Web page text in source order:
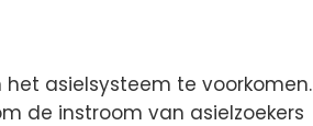
asielsysteem te voorkomen.
de instroom van asielzoekers